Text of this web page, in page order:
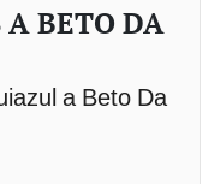
BETO DA
a Beto Da